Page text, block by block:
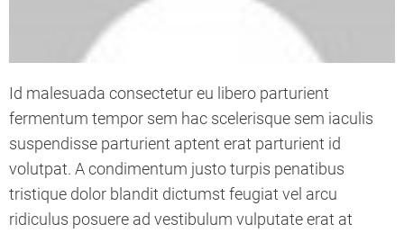
Id malesuada consectetur eu libero parturient
fermentum tempor sem hac scelerisque sem iaculis
suspendisse parturient aptent erat parturient id
volutpat. A condimentum justo turpis penatibus
tristique dolor blandit dictumst feugiat vel arcu
ridiculus posuere ad vestibulum vulputate erat at